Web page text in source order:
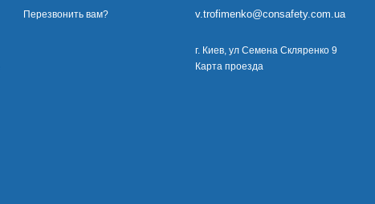
Перезвонить вам?
v.trofimenko@consafety.com.ua
г. Киев, ул Семена Скляренко 9
Карта проезда